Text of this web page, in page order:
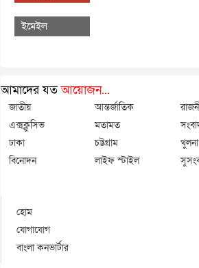
ইমেইল
আমাদের যতআয়োজন...
জাতীয় আন্তর্জাতিক
এক্সক্লুসিভ
মতামত
ঢাকা
চট্টগ্রাম খুলনা
বিনোদন
লাইফ স্টাইল
হোম
যোগাযোগ
বাংলা কনভার্টার